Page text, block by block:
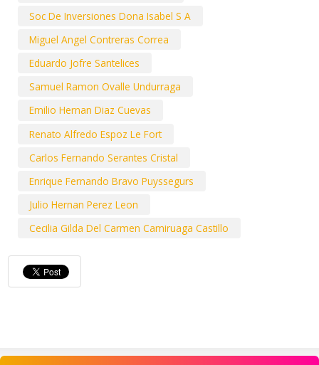
Soc De Inversiones Dona Isabel S A
Miguel Angel Contreras Correa
Eduardo Jofre Santelices
Samuel Ramon Ovalle Undurraga
Emilio Hernan Diaz Cuevas
Renato Alfredo Espoz Le Fort
Carlos Fernando Serantes Cristal
Enrique Fernando Bravo Puyssegurs
Julio Hernan Perez Leon
Cecilia Gilda Del Carmen Camiruaga Castillo